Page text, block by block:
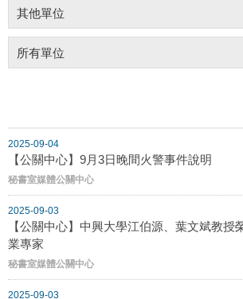
其他單位
所有單位
2025-09-04
【公關中心】9月3日晚間火警事件說明
秘書室媒體公關中心
2025-09-03
【公關中心】中興大學江伯源、葉文斌教授
業專家
秘書室媒體公關中心
2025-09-03